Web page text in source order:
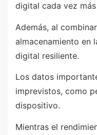
digital cada vez
Además, al
almacenamiento en
digital resiliente.
Los datos
imprevistos, como
dispositivo.
Mientras el